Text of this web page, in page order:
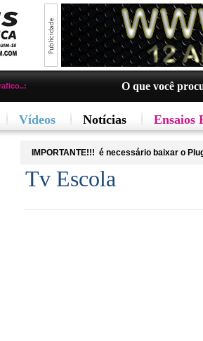
O que você
Vídeos Notícias Ensaios
IMPORTANTE!!! é necessário baixar o
Tv Escola